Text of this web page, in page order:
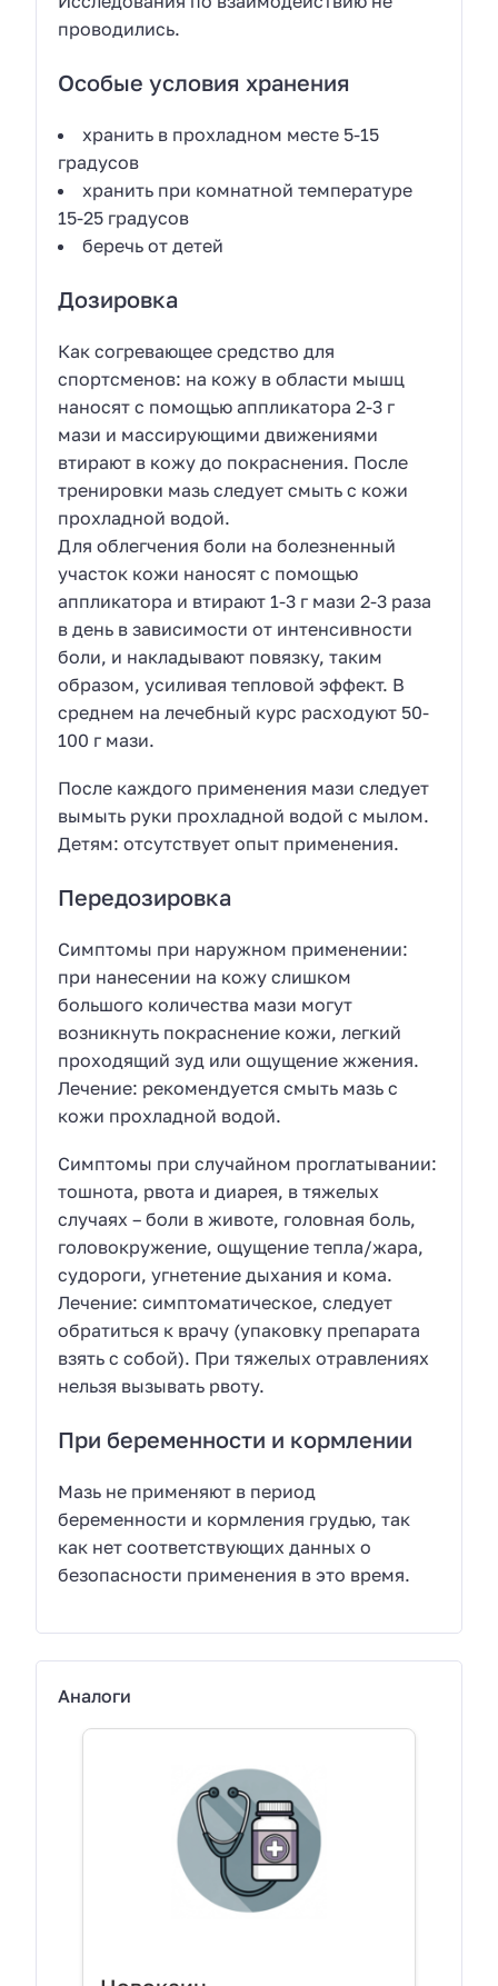
проводились.
Особые условия хранения
хранить в прохладном месте 5-15
градусов
хранить при комнатной температуре
15-25 градусов
беречь от детей
Дозировка
Как согревающее средство для
спортсменов: на кожу в области мышц
наносят с помощью аппликатора 2-3 г
мази и массирующими движениями
втирают в кожу до покраснения. После
тренировки мазь следует смыть с кожи
прохладной водой.
Для облегчения боли на болезненный
участок кожи наносят с помощью
аппликатора и втирают 1-3 г мази 2-3 раза
в день в зависимости от интенсивности
боли, и накладывают повязку, таким
образом, усиливая тепловой эффект. В
среднем на лечебный курс расходуют 50-
100 г мази.
После каждого применения мази следует
вымыть руки прохладной водой с мылом.
Детям: отсутствует опыт применения.
Передозировка
Симптомы при наружном применении:
при нанесении на кожу слишком
большого количества мази могут
возникнуть покраснение кожи, легкий
проходящий зуд или ощущение жжения.
Лечение: рекомендуется смыть мазь с
кожи прохладной водой.
Симптомы при случайном проглатывании:
тошнота, рвота и диарея, в тяжелых
случаях – боли в животе, головная боль,
головокружение, ощущение тепла/жара,
судороги, угнетение дыхания и кома.
Лечение: симптоматическое, следует
обратиться к врачу (упаковку препарата
взять с собой). При тяжелых отравлениях
нельзя вызывать рвоту.
При беременности и кормлении
Мазь не применяют в период
беременности и кормления грудью, так
как нет соответствующих данных о
безопасности применения в это время.
Аналоги